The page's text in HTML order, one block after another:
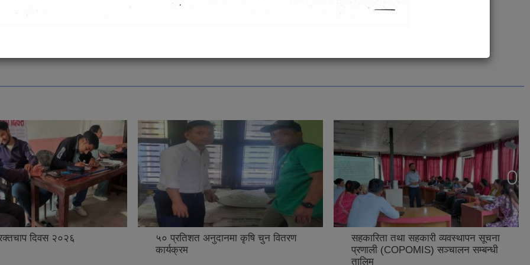
दिवस २०२६
५० प्रतिशत अनुदानमा कृषि चुन वितरण
कार्यक्रम
सहकारिता तथा सहकारी व्यवस्थापन सूचना
प्रणाली (COPOMIS) सञ्चालन सम्बन्धी
तालिम